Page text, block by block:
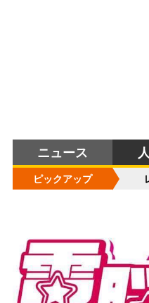
ニュース
ピックアップ